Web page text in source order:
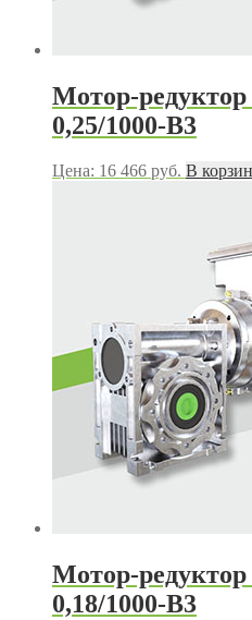
Мотор-
0,25/1000-В3
Цена: 16 466 руб. В
Мотор-
0,18/1000-B3